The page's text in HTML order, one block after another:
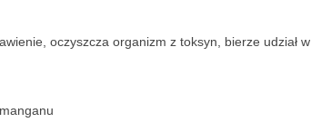
oczyszcza organizm z toksyn, bierze udział w